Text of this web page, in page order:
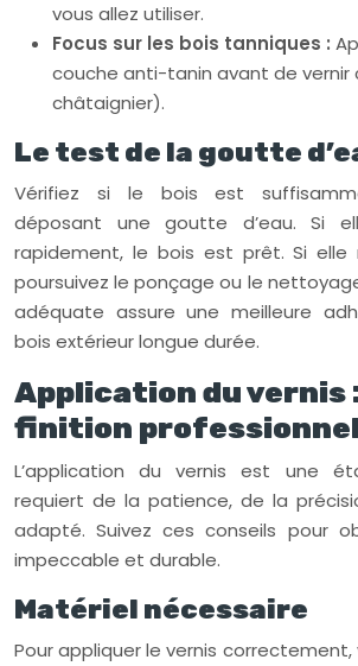
vous allez utiliser.
Focus sur les bois tanniques :
couche anti-tanin avant de vernir
châtaignier).
Le test de la goutte
Vérifiez si le bois est
déposant une goutte d’eau. Si
rapidement, le bois est prêt. Si elle
poursuivez le ponçage ou le
adéquate assure une meilleure
bois extérieur longue durée.
Application du vernis
finition
L’application du vernis est une
requiert de la patience, de la
adapté. Suivez ces conseils pour
impeccable et durable.
Matériel nécessaire
Pour appliquer le vernis correctement,